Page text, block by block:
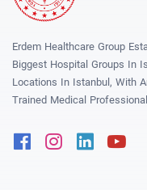
Erdem Healthcare Group
Biggest Hospital Groups In
Locations In Istanbul, With
Trained Medical
FacebookInstagram
Linkedin